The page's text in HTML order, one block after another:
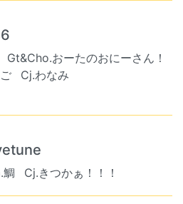
Gt&Cho.おーたのおにーさん！
Cj.わなみ
鯛 Cj.きつかぁ！！！